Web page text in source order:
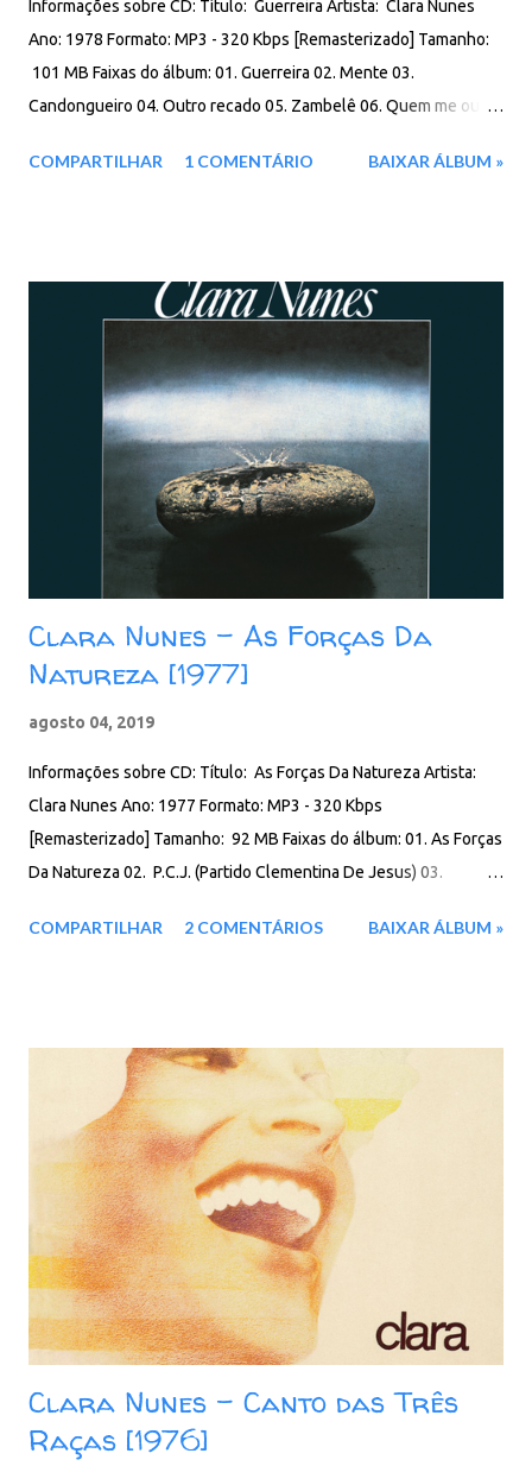
Informações sobre CD: Título: Guerreira Artista: Clara Nunes
Ano: 1978 Formato: MP3 - 320 Kbps [Remasterizado] Tamanho:
101 MB Faixas do álbum: 01. Guerreira 02. Mente 03.
Candongueiro 04. Outro recado 05. Zambelê 06. Quem me ouvir
desfeito 11. O bem e o mal 12. Tu que me deste o teu cuidado
COMPARTILHAR 1 COMENTÁRIO BAIXAR ÁLBUM »
Clara Nunes - As Forças Da
Natureza [1977]
agosto 04, 2019
Informações sobre CD: Título: As Forças Da Natureza Artista:
Clara Nunes Ano: 1977 Formato: MP3 - 320 Kbps
[Remasterizado] Tamanho: 92 MB Faixas do álbum: 01. As Forças
Da Natureza 02. P.C.J. (Partido Clementina De Jesus) 03.
Guarda 06. Rancho Da Primavera 07. Coisa Da Antiga 08.
COMPARTILHAR 2 COMENTÁRIOS BAIXAR ÁLBUM »
Clara Nunes - Canto das Três
Raças [1976]